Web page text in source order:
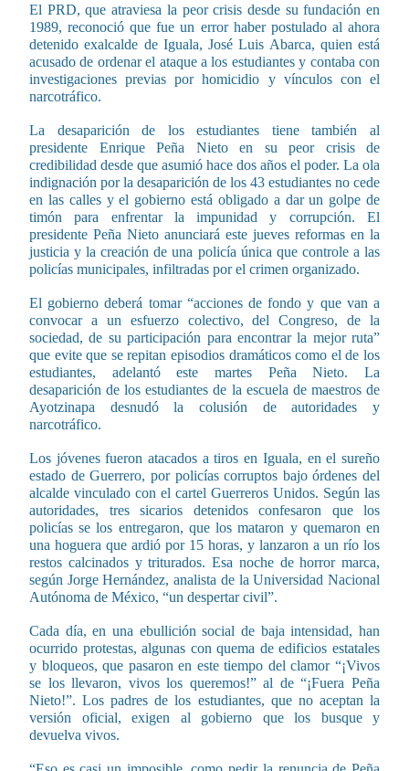
El PRD, que atraviesa la peor crisis desde su fundación en
1989, reconoció que fue un error haber postulado al ahora
detenido exalcalde de Iguala, José Luis Abarca, quien está
acusado de ordenar el ataque a los estudiantes y contaba con
investigaciones previas por homicidio y vínculos con el
narcotráfico.
La desaparición de los estudiantes tiene también al
presidente Enrique Peña Nieto en su peor crisis de
credibilidad desde que asumió hace dos años el poder. La ola
indignación por la desaparición de los 43 estudiantes no cede
en las calles y el gobierno está obligado a dar un golpe de
timón para enfrentar la impunidad y corrupción. El
presidente Peña Nieto anunciará este jueves reformas en la
justicia y la creación de una policía única que controle a las
policías municipales, infiltradas por el crimen organizado.
El gobierno deberá tomar “acciones de fondo y que van a
convocar a un esfuerzo colectivo, del Congreso, de la
sociedad, de su participación para encontrar la mejor ruta”
que evite que se repitan episodios dramáticos como el de los
estudiantes, adelantó este martes Peña Nieto. La
desaparición de los estudiantes de la escuela de maestros de
Ayotzinapa desnudó la colusión de autoridades y
narcotráfico.
Los jóvenes fueron atacados a tiros en Iguala, en el sureño
estado de Guerrero, por policías corruptos bajo órdenes del
alcalde vinculado con el cartel Guerreros Unidos. Según las
autoridades, tres sicarios detenidos confesaron que los
policías se los entregaron, que los mataron y quemaron en
una hoguera que ardió por 15 horas, y lanzaron a un río los
restos calcinados y triturados. Esa noche de horror marca,
según Jorge Hernández, analista de la Universidad Nacional
Autónoma de México, “un despertar civil”.
Cada día, en una ebullición social de baja intensidad, han
ocurrido protestas, algunas con quema de edificios estatales
y bloqueos, que pasaron en este tiempo del clamor “¡Vivos
se los llevaron, vivos los queremos!” al de “¡Fuera Peña
Nieto!”. Los padres de los estudiantes, que no aceptan la
versión oficial, exigen al gobierno que los busque y
devuelva vivos.